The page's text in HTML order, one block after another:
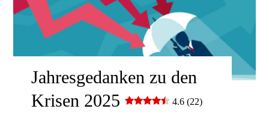
Jahresgedanken zu den
Krisen 2025
4.6 (22)